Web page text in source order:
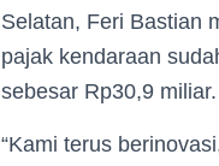
Selatan, Feri Bastian
pajak kendaraan
sebesar Rp30,9 miliar.
“Kami terus